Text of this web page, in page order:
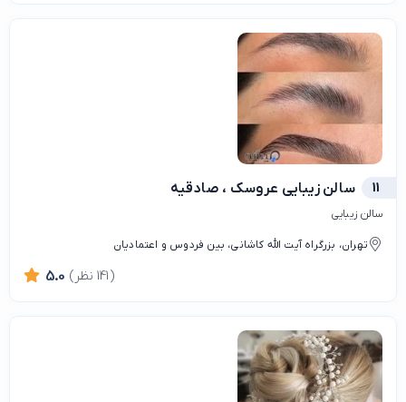
11 سالن زیبایی عروسک ، صادقیه
سالن زیبایی
تهران، بزرگراه آیت الله کاشانی، بین فردوس و اعتمادیان
5.0 (141 نظر)